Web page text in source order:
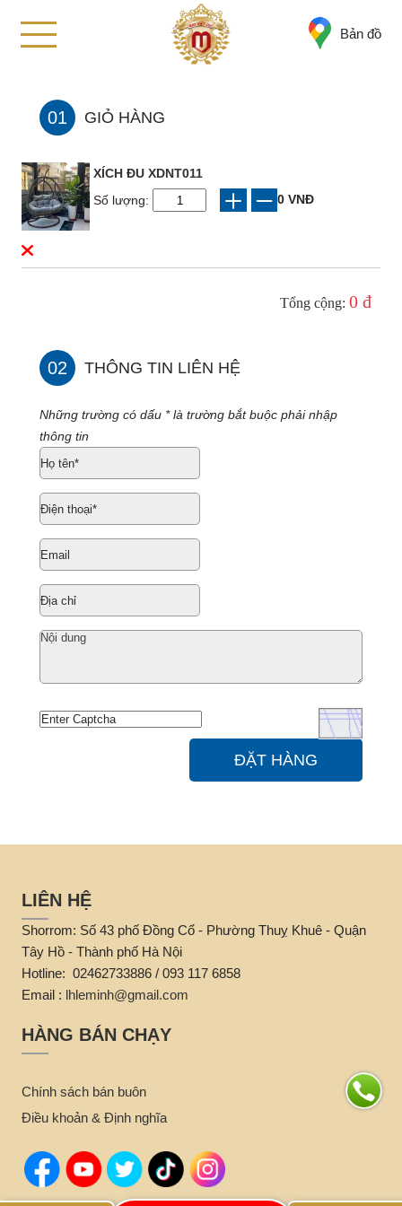
Bản đồ
01 GIỎ HÀNG
XÍCH ĐU XDNT011
0 VNĐ
Số lượng:
Tổng cộng: 0 đ
02 THÔNG TIN LIÊN HỆ
Những trường có dấu * là trường bắt buộc phải nhập
thông tin
ĐẶT HÀNG
LIÊN HỆ
Shorrom: Số 43 phố Đồng Cổ - Phường Thuỵ Khuê - Quận
Tây Hồ - Thành phố Hà Nội
Hotline: 02462733886 / 093 117 6858
Email : lhleminh@gmail.com
HÀNG BÁN CHẠY
Chính sách bán buôn
Điều khoản & Định nghĩa